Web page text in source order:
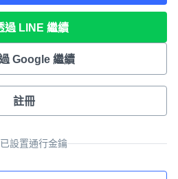
過 LINE 繼續
Google 繼續
註冊
設置通行金鑰